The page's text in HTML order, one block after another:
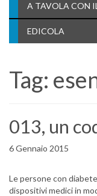
A TAVOLA CON
EDICOLA
Tag:
013, un
6 Gennaio 2015
Le persone con
dispositivi medici in